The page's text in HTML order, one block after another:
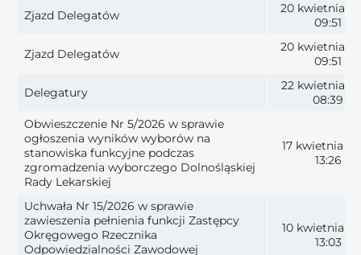
Zjazd Delegatów
20 kwietnia
09:51
Zjazd Delegatów
20 kwietnia
09:51
Delegatury
22 kwietnia
08:39
Obwieszczenie Nr 5/2026 w sprawie
ogłoszenia wyników wyborów na
stanowiska funkcyjne podczas
zgromadzenia wyborczego Dolnośląskiej
Rady Lekarskiej
17 kwietnia
13:26
Uchwała Nr 15/2026 w sprawie
zawieszenia pełnienia funkcji Zastępcy
Okręgowego Rzecznika
Odpowiedzialności Zawodowej
10 kwietnia
13:03